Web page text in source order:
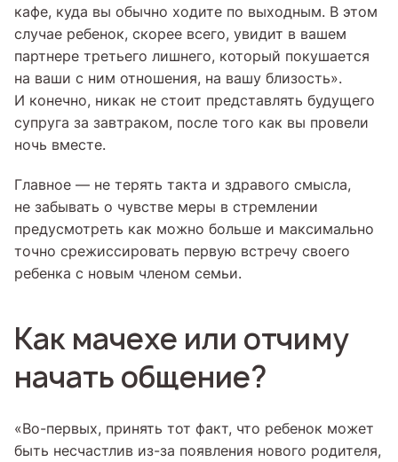
кафе, куда вы обычно ходите по выходным. В этом
случае ребенок, скорее всего, увидит в вашем
партнере третьего лишнего, который покушается
на ваши с ним отношения, на вашу близость».
И конечно, никак не стоит представлять будущего
супруга за завтраком, после того как вы провели
ночь вместе.
Главное — не терять такта и здравого смысла,
не забывать о чувстве меры в стремлении
предусмотреть как можно больше и максимально
точно срежиссировать первую встречу своего
ребенка с новым членом семьи.
Как мачехе или отчиму
начать общение?
«Во-первых, принять тот факт, что ребенок может
быть несчастлив из-за появления нового родителя,